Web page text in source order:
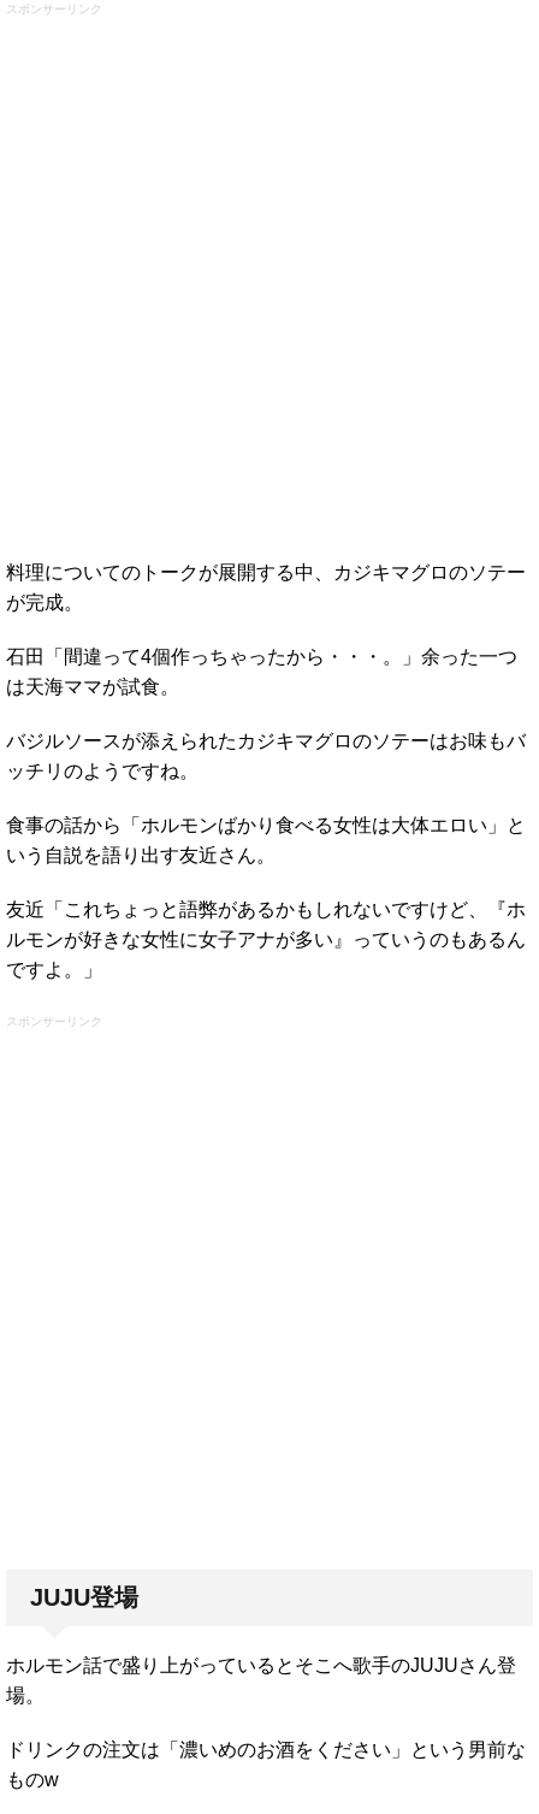
スポンサーリンク
料理についてのトークが展開する中、カジキマグロのソテー
が完成。
石田「間違って4個作っちゃったから・・・。」余った一つ
は天海ママが試食。
バジルソースが添えられたカジキマグロのソテーはお味もバ
ッチリのようですね。
食事の話から「ホルモンばかり食べる女性は大体エロい」と
いう自説を語り出す友近さん。
友近「これちょっと語弊があるかもしれないですけど、『ホ
ルモンが好きな女性に女子アナが多い』っていうのもあるん
ですよ。」
スポンサーリンク
JUJU登場
ホルモン話で盛り上がっているとそこへ歌手のJUJUさん登
場。
ドリンクの注文は「濃いめのお酒をください」という男前な
ものw